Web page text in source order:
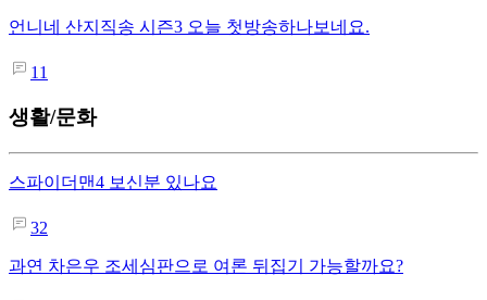
언니네 산지직송 시즌3 오늘 첫방송하나보네요.
11
생활/문화
스파이더맨4 보신분 있나요
32
과연 차은우 조세심판으로 여론 뒤집기 가능할까요?